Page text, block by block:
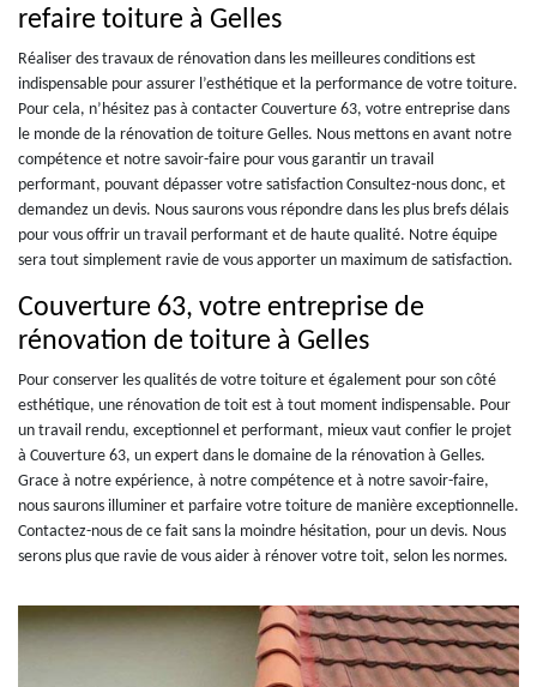
refaire toiture à Gelles
Réaliser des travaux de rénovation dans les meilleures conditions est
indispensable pour assurer l’esthétique et la performance de votre toiture.
Pour cela, n’hésitez pas à contacter Couverture 63, votre entreprise dans
le monde de la rénovation de toiture Gelles. Nous mettons en avant notre
compétence et notre savoir-faire pour vous garantir un travail
performant, pouvant dépasser votre satisfaction Consultez-nous donc, et
demandez un devis. Nous saurons vous répondre dans les plus brefs délais
pour vous offrir un travail performant et de haute qualité. Notre équipe
sera tout simplement ravie de vous apporter un maximum de satisfaction.
Couverture 63, votre entreprise de
rénovation de toiture à Gelles
Pour conserver les qualités de votre toiture et également pour son côté
esthétique, une rénovation de toit est à tout moment indispensable. Pour
un travail rendu, exceptionnel et performant, mieux vaut confier le projet
à Couverture 63, un expert dans le domaine de la rénovation à Gelles.
Grace à notre expérience, à notre compétence et à notre savoir-faire,
nous saurons illuminer et parfaire votre toiture de manière exceptionnelle.
Contactez-nous de ce fait sans la moindre hésitation, pour un devis. Nous
serons plus que ravie de vous aider à rénover votre toit, selon les normes.